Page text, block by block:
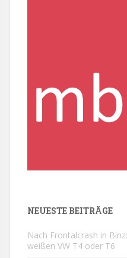
NEUESTE BEITRÄGE
Nach Frontalcrash in
weißen VW T4 oder T6